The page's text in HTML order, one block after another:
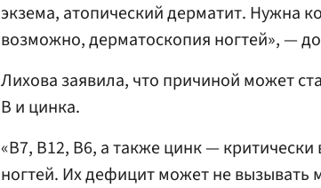
экзема, атопический дерматит. Нужна
возможно, дерматоскопия ногтей», —
Лихова заявила, что причиной может
B и цинка.
«B7, B12, B6, а также цинк —
ногтей. Их дефицит может не вызывать